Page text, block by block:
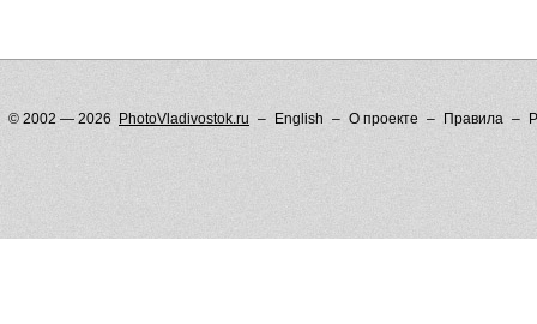
© 2002 — 2026 PhotoVladivostok.ru English О проекте Правила